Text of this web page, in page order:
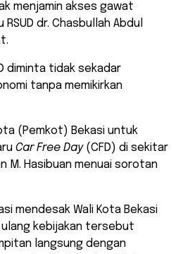
menjamin akses gawat
dr. Chasbullah Abdul
diminta tidak sekadar
tanpa memikirkan
(Pemkot) Bekasi untuk
Car Free Day(CFD) di sekitar
M. Hasibuan menuai sorotan
mendesak Wali Kota Bekasi
kebijakan tersebut
langsung dengan